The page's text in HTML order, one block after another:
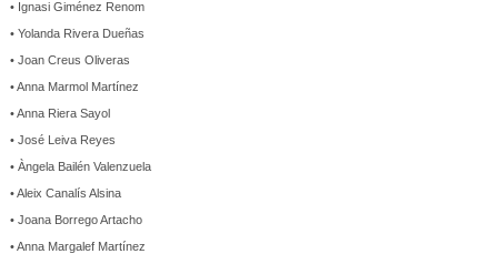
• Ignasi Giménez Renom
• Yolanda Rivera Dueñas
• Joan Creus Oliveras
• Anna Marmol Martínez
• Anna Riera Sayol
• José Leiva Reyes
• Àngela Bailén Valenzuela
• Aleix Canalís Alsina
• Joana Borrego Artacho
• Anna Margalef Martínez